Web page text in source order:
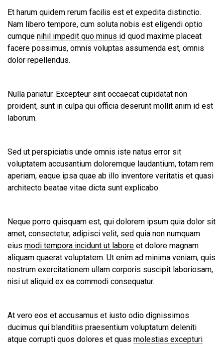
Et harum quidem rerum facilis est et expedita distinctio.
Nam libero tempore, cum soluta nobis est eligendi optio
cumque nihil impedit quo minus id quod maxime placeat
facere possimus, omnis voluptas assumenda est, omnis
dolor repellendus.
Nulla pariatur. Excepteur sint occaecat cupidatat non
proident, sunt in culpa qui officia deserunt mollit anim id est
laborum.
Sed ut perspiciatis unde omnis iste natus error sit
voluptatem accusantium doloremque laudantium, totam rem
aperiam, eaque ipsa quae ab illo inventore veritatis et quasi
architecto beatae vitae dicta sunt explicabo.
Neque porro quisquam est, qui dolorem ipsum quia dolor sit
amet, consectetur, adipisci velit, sed quia non numquam
eius modi tempora incidunt ut labore et dolore magnam
aliquam quaerat voluptatem. Ut enim ad minima veniam, quis
nostrum exercitationem ullam corporis suscipit laboriosam,
nisi ut aliquid ex ea commodi consequatur.
At vero eos et accusamus et iusto odio dignissimos
ducimus qui blanditiis praesentium voluptatum deleniti
atque corrupti quos dolores et quas molestias excepturi